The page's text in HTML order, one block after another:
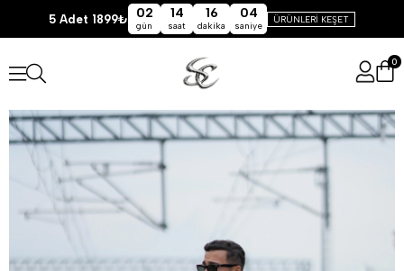
5 Adet 1899₺ 02
gün
14
saat
16
dakika
04
saniye
ÜRÜNLERİ KEŞET
0